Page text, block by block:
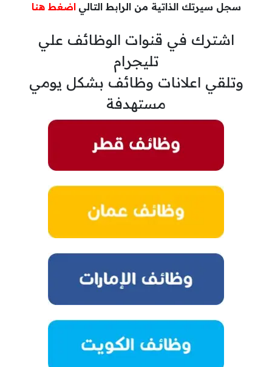
سجل سيرتك الذاتية من الرابط التالي اضغط هنا
اشترك في قنوات الوظائف علي
تليجرام
وتلقي اعلانات وظائف بشكل يومي
مستهدفة